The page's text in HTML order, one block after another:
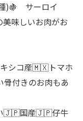
)🍇 サーロイ
味しいお肉がお
シコ産🇲🇽トマホ
付きのお肉もあ
い🇯🇵国産🇯🇵仔牛